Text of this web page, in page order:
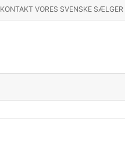
KONTAKT VORES SVENSKE SÆLGER